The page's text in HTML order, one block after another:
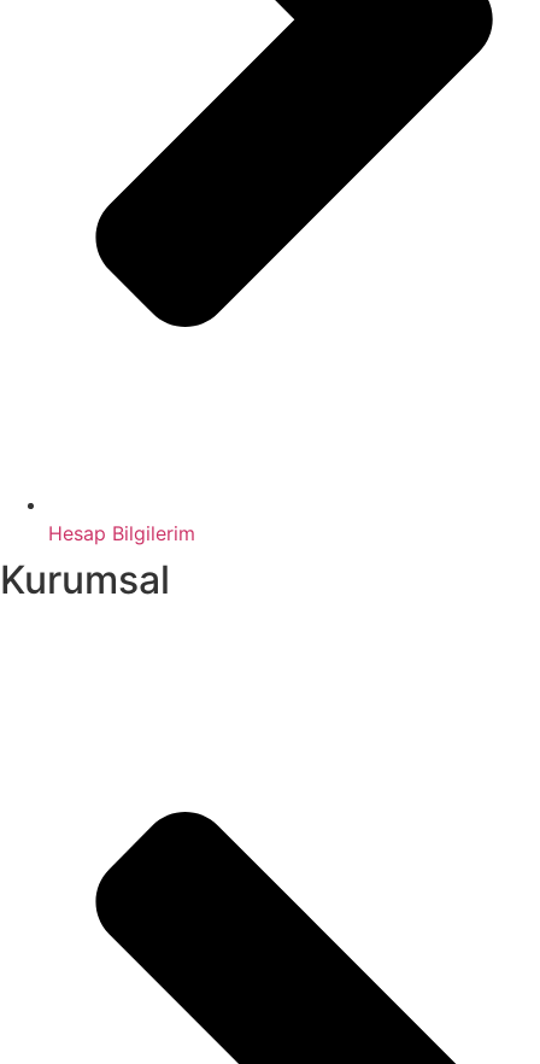
Hesap Bilgilerim
Kurumsal